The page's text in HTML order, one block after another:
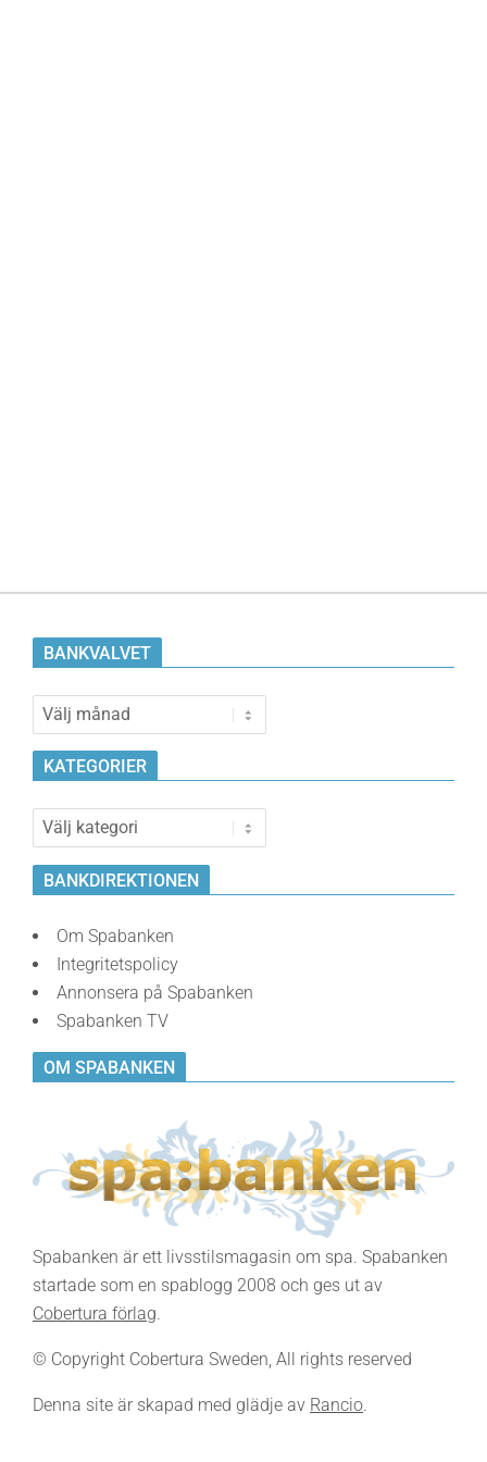
BANKVALVET
Bankvalvet
KATEGORIER
Kategorier
BANKDIREKTIONEN
Om Spabanken
Integritetspolicy
Annonsera på Spabanken
Spabanken TV
OM SPABANKEN
Spabanken är ett livsstilsmagasin om spa. Spabanken
startade som en spablogg 2008 och ges ut av
Cobertura förlag.
© Copyright Cobertura Sweden, All rights reserved
Denna site är skapad med glädje av Rancio.